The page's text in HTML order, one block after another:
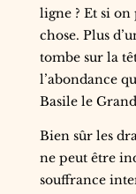
ligne ? Et si
chose. Plus
tombe sur la
l’abondance
Basile le
Bien sûr les
ne peut être
souffrance